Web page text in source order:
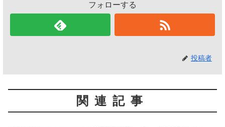
フォローする
投稿者
関連記事